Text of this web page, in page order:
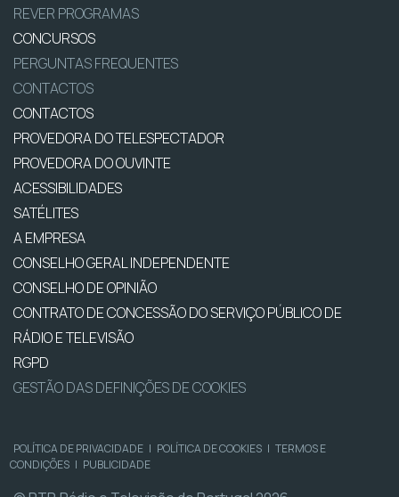
REVER PROGRAMAS
CONCURSOS
PERGUNTAS FREQUENTES
CONTACTOS
CONTACTOS
PROVEDORA DO TELESPECTADOR
PROVEDORA DO OUVINTE
ACESSIBILIDADES
SATÉLITES
A EMPRESA
CONSELHO GERAL INDEPENDENTE
CONSELHO DE OPINIÃO
CONTRATO DE CONCESSÃO DO SERVIÇO PÚBLICO DE
RÁDIO E TELEVISÃO
RGPD
GESTÃO DAS DEFINIÇÕES DE COOKIES
POLÍTICA DE PRIVACIDADE | POLÍTICA DE COOKIES | TERMOS E
CONDIÇÕES | PUBLICIDADE